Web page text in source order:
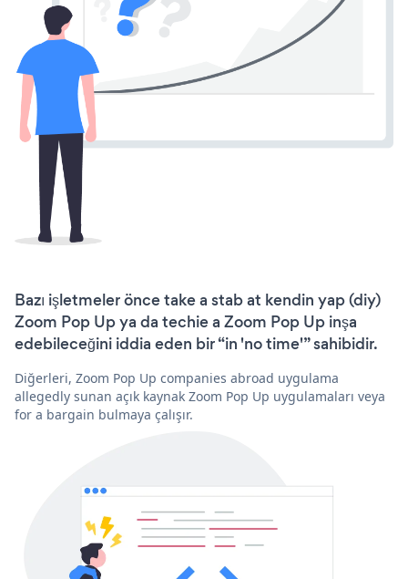
Bazı işletmeler önce take a stab at kendin yap (diy)
Zoom Pop Up ya da techie a Zoom Pop Up inşa
edebileceğini iddia eden bir “in 'no time'” sahibidir.
Diğerleri, Zoom Pop Up companies abroad uygulama
allegedly sunan açık kaynak Zoom Pop Up uygulamaları veya
for a bargain bulmaya çalışır.